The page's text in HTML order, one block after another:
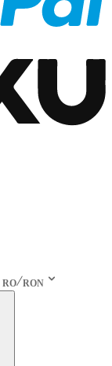
RO RON